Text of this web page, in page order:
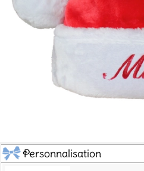
Personnalisation